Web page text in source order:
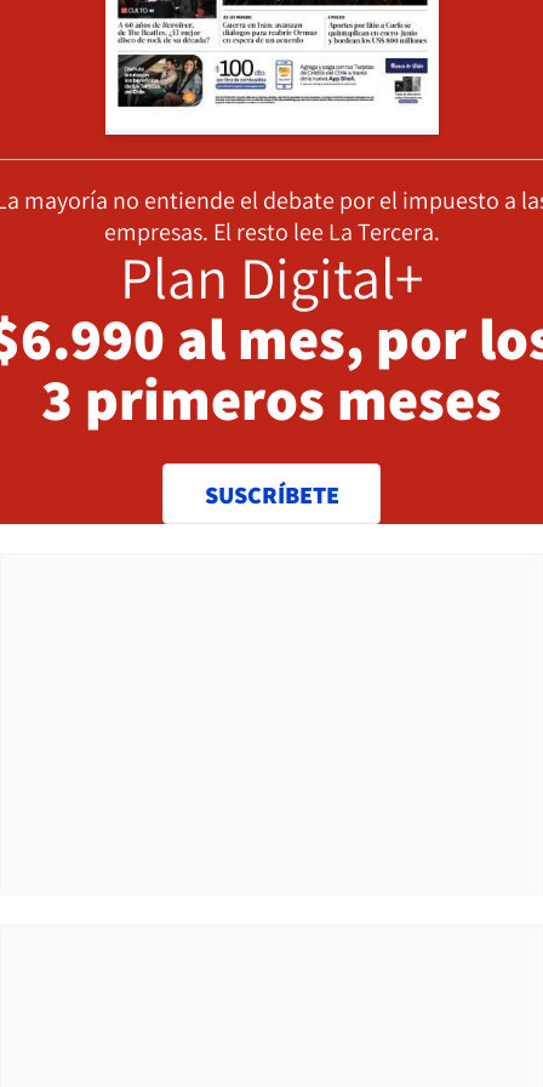
mayoría no entiende el debate por el impuesto a
empresas. El resto lee La Tercera.
Plan Digital+
al mes, por
3 primeros meses
SUSCRÍBETE